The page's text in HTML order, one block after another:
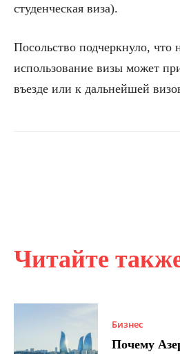
Читайте
Бизнес
Почему
студенческая виза).
Посольство подчеркнуло, что
использование визы может
въезде или к дальнейшей